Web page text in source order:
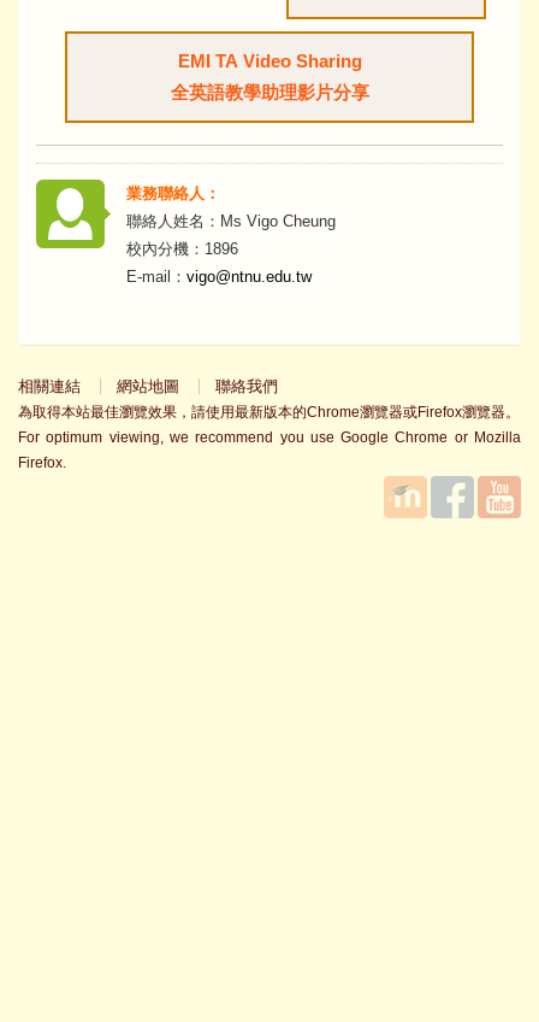
EMI TA Video Sharing
全英語教學助理影片分享
業務聯絡人：
聯絡人姓名：Ms Vigo Cheung
校內分機：1896
E-mail： vigo@ntnu.edu.tw
相關連結 網站地圖 聯絡我們
為取得本站最佳瀏覽效果，請使用最新版本的Chrome瀏覽器或Firefox瀏覽器。
For optimum viewing, we recommend you use Google Chrome or Mozilla
Firefox.